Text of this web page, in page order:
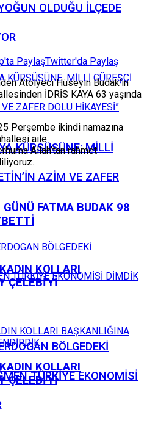
OLDUĞU İLÇEDE
KÜRSÜSÜNE: MİLLİ
AZİM VE ZAFER
BÖLGEDEKİ
TÜRKİYE EKONOMİSİ
PaylaşTwitter'da Paylaş
Atölyeci Hüseyin Budak’ın
İDRİS KAYA 63 yaşında
Perşembe ikindi namazına
aile
Allah’tan rahmet
FATMA BUDAK 98
KOLLARI
ÇELEBİ'Yİ
KOLLARI
ÇELEBİ'Yİ